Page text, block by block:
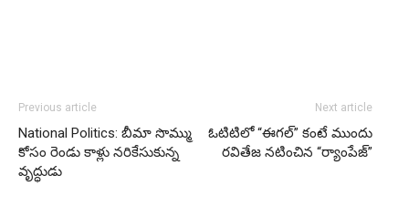
Previous article
National Politics: బీమా సొమ్ము
కోసం రెండు కాళ్లు నరికేసుకున్న
వృద్ధుడు
Next article
ఓటిటిలో “ఈగల్” కంటే ముందు
రవితేజ నటించిన “ర్యాంపేజ్”